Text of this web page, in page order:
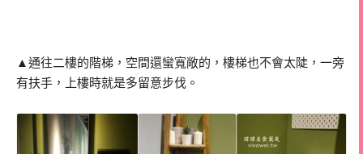
▲通往二樓的階梯，空間還蠻寬敞的，樓梯也不會太陡，一旁
有扶手，上樓時就是多留意步伐。